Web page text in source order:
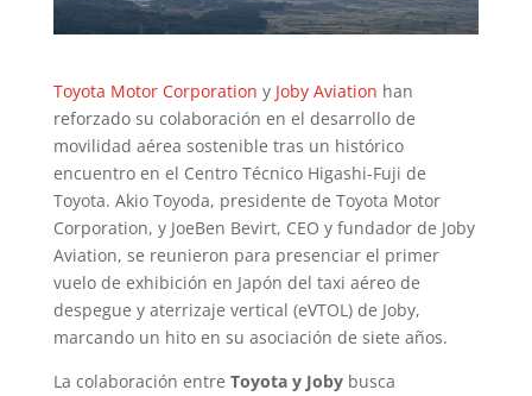
Toyota Motor Corporation y Joby Aviation han
reforzado su colaboración en el desarrollo de
movilidad aérea sostenible tras un histórico
encuentro en el Centro Técnico Higashi-Fuji de
Toyota. Akio Toyoda, presidente de Toyota Motor
Corporation, y JoeBen Bevirt, CEO y fundador de Joby
Aviation, se reunieron para presenciar el primer
vuelo de exhibición en Japón del taxi aéreo de
despegue y aterrizaje vertical (eVTOL) de Joby,
marcando un hito en su asociación de siete años.
La colaboración entre Toyota y Jobybusca